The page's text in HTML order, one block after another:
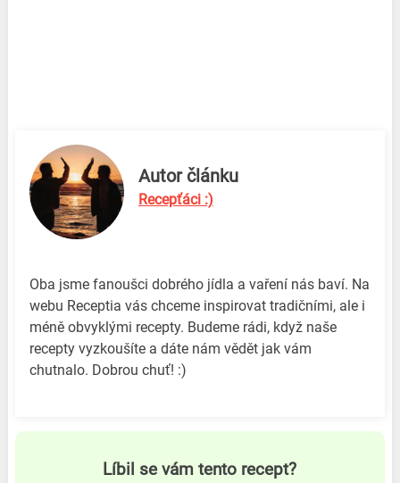
Autor článku
Recepťáci :)
Oba jsme fanoušci dobrého jídla a vaření nás baví. Na
webu Receptia vás chceme inspirovat tradičními, ale i
méně obvyklými recepty. Budeme rádi, když naše
recepty vyzkoušíte a dáte nám vědět jak vám
chutnalo. Dobrou chuť! :)
Líbil se vám tento recept?